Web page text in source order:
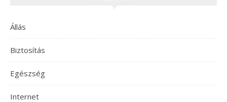
Állás
Biztosítás
Egészség
Internet